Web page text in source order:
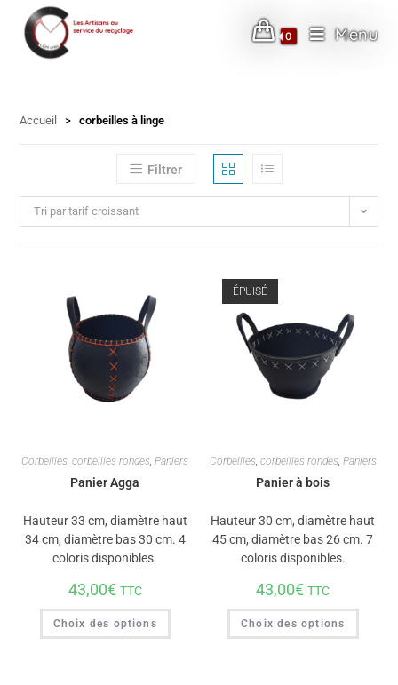
0 Menu
Accueil >corbeilles à linge
Filtrer
Tri par tarif croissant
Corbeilles,corbeilles rondes,Paniers
Panier Agga
Hauteur 33 cm, diamètre haut
34 cm, diamètre bas 30 cm. 4
coloris disponibles.
43,00€ TTC
Choix des options
ÉPUISÉ
Corbeilles, corbeilles rondes, Paniers
Panier à bois
Hauteur 30 cm, diamètre haut
45 cm, diamètre bas 26 cm. 7
coloris disponibles.
43,00€ TTC
Choix des options